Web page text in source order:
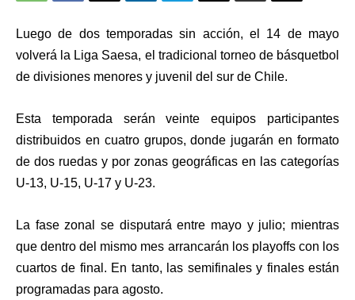
Luego de dos temporadas sin acción, el 14 de mayo
volverá la Liga Saesa, el tradicional torneo de básquetbol
de divisiones menores y juvenil del sur de Chile.
Esta temporada serán veinte equipos participantes
distribuidos en cuatro grupos, donde jugarán en formato
de dos ruedas y por zonas geográficas en las categorías
U-13, U-15, U-17 y U-23.
La fase zonal se disputará entre mayo y julio; mientras
que dentro del mismo mes arrancarán los playoffs con los
cuartos de final. En tanto, las semifinales y finales están
programadas para agosto.